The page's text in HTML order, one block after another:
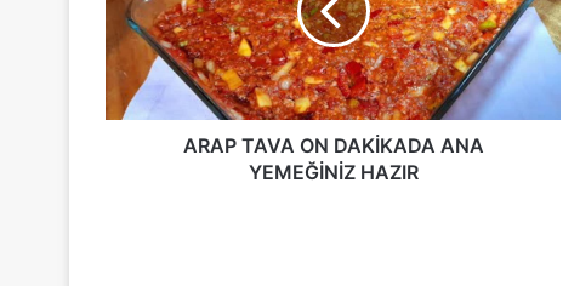
ANA
YEMEĞİNİZ
HAZIR
ARAP TAVA ON DAKİKADA ANA
YEMEĞİNİZ HAZIR